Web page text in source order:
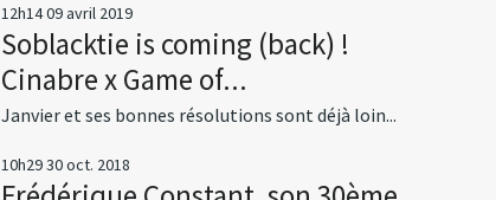
12h1409avril 2019
Soblacktie is coming (back) !
Cinabre x Game of...
Janvier et ses bonnes résolutions sont déjà loin...
10h2930oct. 2018